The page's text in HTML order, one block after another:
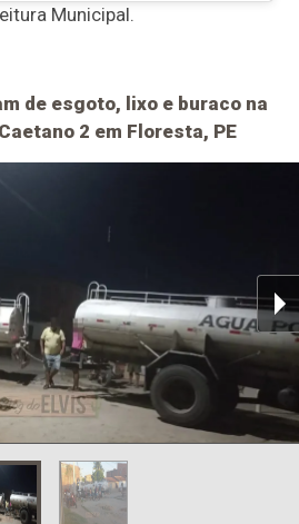
Municipal.
de esgoto, lixo e buraco na
2 em Floresta, PE